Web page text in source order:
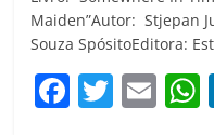
Maiden”Autor: Stjepan
Souza SpósitoEditora:
F T E